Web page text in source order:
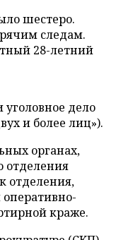
шестеро.
следам.
28-летний
дело
и более лиц»).
органах,
отделения
отделения,
краже.